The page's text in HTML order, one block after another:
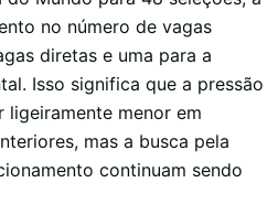
no número de vagas
diretas e uma para a
Isso significa que a pressão
ligeiramente menor em
mas a busca pela
continuam sendo